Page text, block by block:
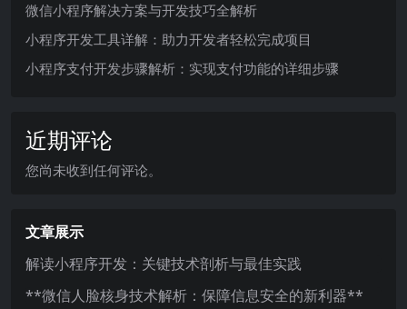
微信小程序解决方案与开发技巧全解析
小程序开发工具详解：助力开发者轻松完成项目
小程序支付开发步骤解析：实现支付功能的详细步骤
近期评论
您尚未收到任何评论。
文章展示
解读小程序开发：关键技术剖析与最佳实践
**微信人脸核身技术解析：保障信息安全的新利器**